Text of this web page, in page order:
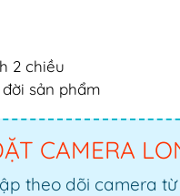
2 chiều
sản phẩm
CAMERA
theo dõi camera từ